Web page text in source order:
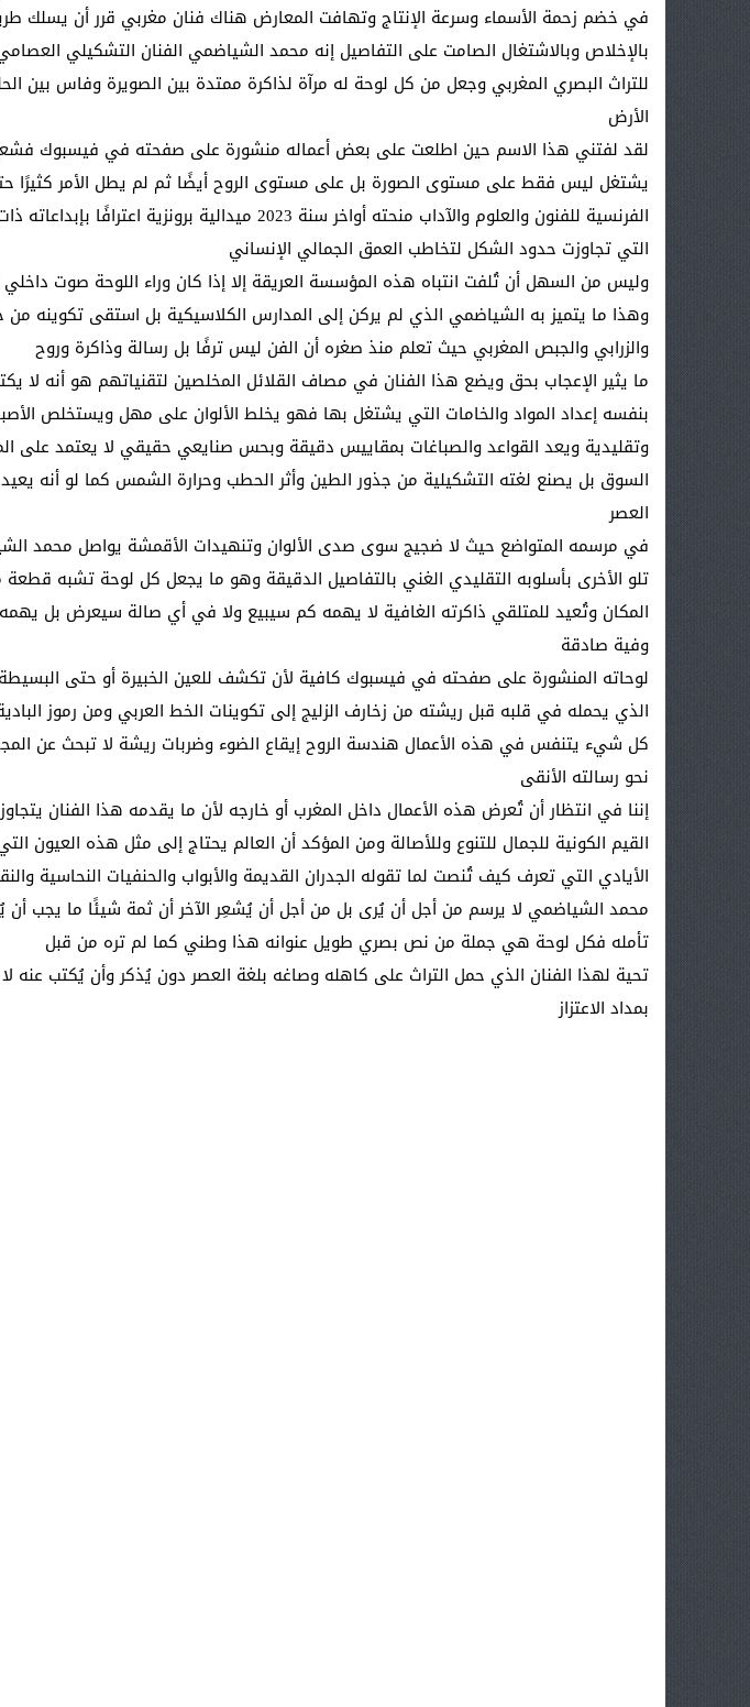
في خضم زحمة الأسماء وسرعة الإنتاج وتهافت المعارض هناك فنان مغربي قرر أن يسلك
بالإخلاص وبالاشتغال الصامت على التفاصيل إنه محمد الشياضمي الفنان التشكيلي
للتراث البصري المغربي وجعل من كل لوحة له مرآة لذاكرة ممتدة بين الصويرة وفاس بين
الأرض
لقد لفتني هذا الاسم حين اطلعت على بعض أعماله منشورة على صفحته في فيسبوك
يشتغل ليس فقط على مستوى الصورة بل على مستوى الروح أيضًا ثم لم يطل الأمر كثيرًا
الفرنسية للفنون والعلوم والآداب منحته أواخر سنة 2023 ميدالية
التي تجاوزت حدود الشكل لتخاطب العمق الجمالي الإنساني
وليس من السهل أن تُلفت انتباه هذه المؤسسة العريقة إلا إذا كان وراء اللوحة صوت
وهذا ما يتميز به الشياضمي الذي لم يركن إلى المدارس الكلاسيكية بل استقى تكوينه من
والزرابي والجبص المغربي حيث تعلم منذ صغره أن الفن ليس ترفًا بل رسالة وذاكرة وروح
ما يثير الإعجاب بحق ويضع هذا الفنان في مصاف القلائل المخلصين لتقنياتهم هو أنه لا
بنفسه إعداد المواد والخامات التي يشتغل بها فهو يخلط الألوان على مهل ويستخلص
وتقليدية ويعد القواعد والصباغات بمقاييس دقيقة وبحس صنايعي حقيقي لا يعتمد على
السوق بل يصنع لغته التشكيلية من جذور الطين وأثر الحطب وحرارة الشمس كما لو أنه
العصر
في مرسمه المتواضع حيث لا ضجيج سوى صدى الألوان وتنهيدات الأقمشة يواصل محمد
تلو الأخرى بأسلوبه التقليدي الغني بالتفاصيل الدقيقة وهو ما يجعل كل لوحة تشبه
المكان وتُعيد للمتلقي ذاكرته الغافية لا يهمه كم سيبيع ولا في أي صالة سيعرض بل
وفية صادقة
لوحاته المنشورة على صفحته في فيسبوك كافية لأن تكشف للعين الخبيرة أو حتى
الذي يحمله في قلبه قبل ريشته من زخارف الزليج إلى تكوينات الخط العربي ومن رموز
كل شيء يتنفس في هذه الأعمال هندسة الروح إيقاع الضوء وضربات ريشة لا تبحث عن المجد
نحو رسالته الأنقى
إننا في انتظار أن تُعرض هذه الأعمال داخل المغرب أو خارجه لأن ما يقدمه هذا الفنان
القيم الكونية للجمال للتنوع وللأصالة ومن المؤكد أن العالم يحتاج إلى مثل هذه العيون
الأيادي التي تعرف كيف تُنصت لما تقوله الجدران القديمة والأبواب والحنفيات النحاسية
محمد الشياضمي لا يرسم من أجل أن يُرى بل من أجل أن يُشعِر الآخر أن ثمة شيئًا ما يجب أن
تأمله فكل لوحة هي جملة من نص بصري طويل عنوانه هذا وطني كما لم تره من قبل
تحية لهذا الفنان الذي حمل التراث على كاهله وصاغه بلغة العصر دون يُذكر وأن يُكتب عنه
بمداد الاعتزاز